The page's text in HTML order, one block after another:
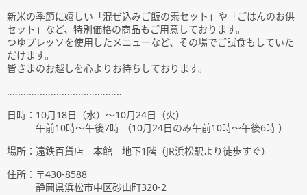
新米の季節に嬉しい「混ぜ込みご飯の素セット」や「ごはんのお供
セット」など、特別価格の商品もご用意しております。
つゆプレッソを使用したメニューなど、その場でご試食もしていた
だけます。
皆さまのお越しを心よりお待ちしております。
‥‥‥‥‥‥‥‥‥‥‥‥‥‥‥‥‥‥‥‥‥
日時：10月18日（水）～10月24日（火）
午前10時～午後7時 （10月24日のみ午前10時～午後6時 ）
場所：遠鉄百貨店 本館 地下1階（JR浜松駅より徒歩すぐ）
住所：〒430-8588
静岡県浜松市中区砂山町320-2